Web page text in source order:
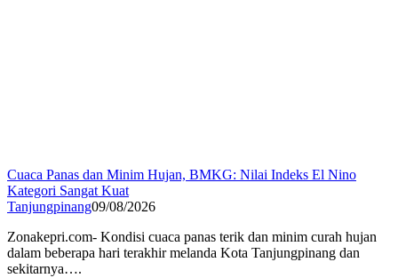
Cuaca Panas dan Minim Hujan, BMKG: Nilai Indeks El Nino
Kategori Sangat Kuat
Tanjungpinang09/08/2026
Zonakepri.com- Kondisi cuaca panas terik dan minim curah hujan
dalam beberapa hari terakhir melanda Kota Tanjungpinang dan
sekitarnya….